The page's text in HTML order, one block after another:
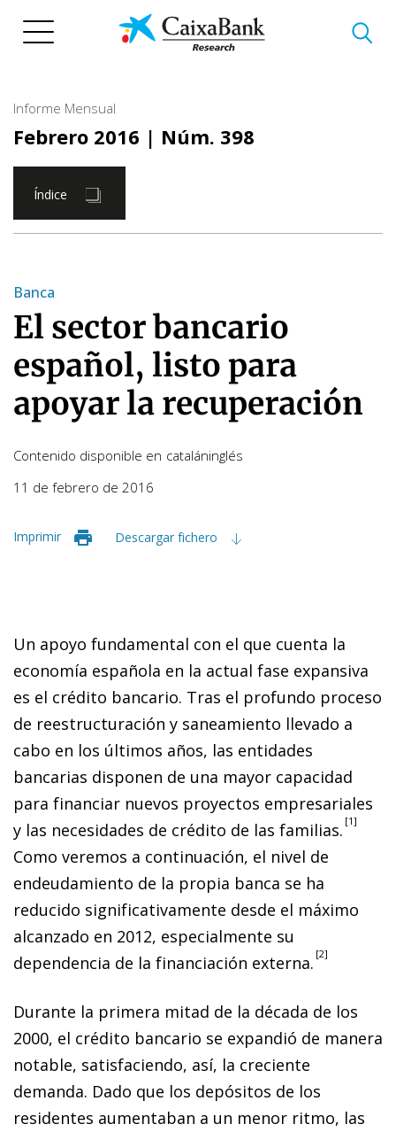
Informe Mensual
Febrero 2016 | Núm. 398
Índice
Banca
El sector bancario
español, listo para
apoyar la recuperación
Contenido disponible en cataláninglés
11 de febrero de 2016
Imprimir Descargar fichero
Un apoyo fundamental con el que cuenta la
economía española en la actual fase expansiva
es el crédito bancario. Tras el profundo proceso
de reestructuración y saneamiento llevado a
cabo en los últimos años, las entidades
bancarias disponen de una mayor capacidad
para financiar nuevos proyectos empresariales
y las necesidades de crédito de las familias. 1
Como veremos a continuación, el nivel de
endeudamiento de la propia banca se ha
reducido significativamente desde el máximo
alcanzado en 2012, especialmente su
dependencia de la financiación externa. 2
Durante la primera mitad de la década de los
2000, el crédito bancario se expandió de manera
notable, satisfaciendo, así, la creciente
demanda. Dado que los depósitos de los
residentes aumentaban a un menor ritmo, las